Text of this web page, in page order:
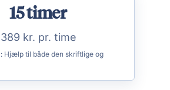
15 timer
389 kr. pr. time
Hjælp til både den skriftlige og